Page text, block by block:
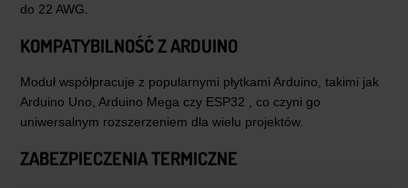
do 22 AWG.
KOMPATYBILNOŚĆ Z ARDUINO
Moduł współpracuje z popularnymi płytkami Arduino, takimi jak
Arduino Uno, Arduino Mega czy ESP32 , co czyni go
uniwersalnym rozszerzeniem dla wielu projektów.
ZABEZPIECZENIA TERMICZNE